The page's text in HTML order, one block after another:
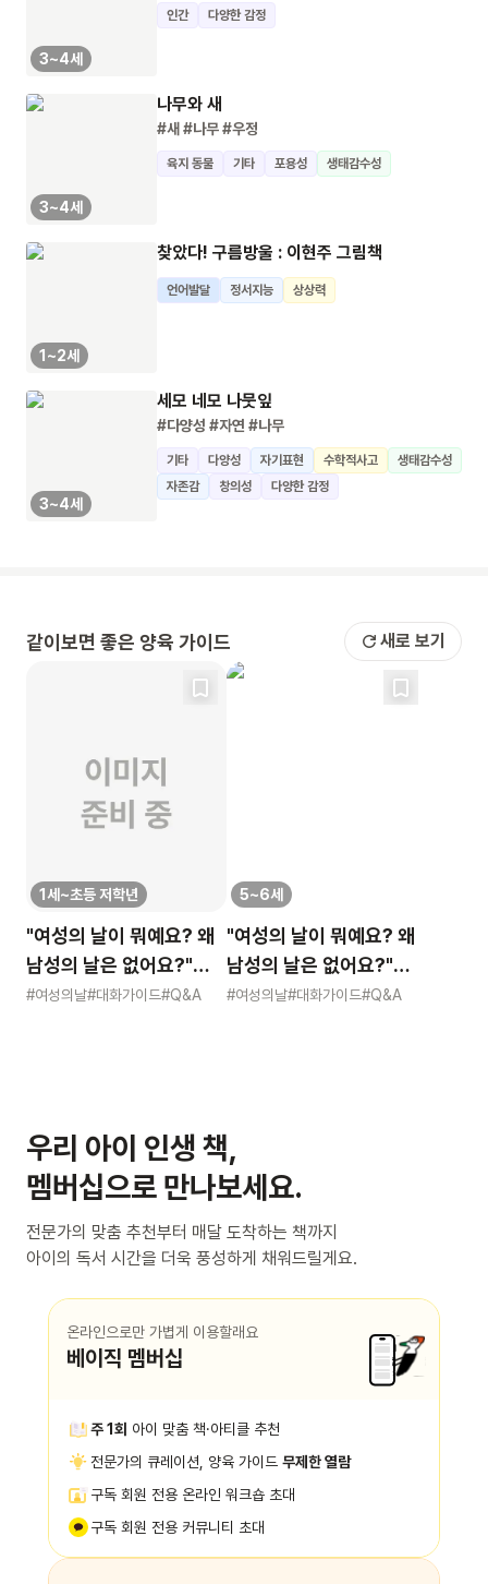
3~4세
인간 다양한 감정
3~4세
나무와 새
#새 #나무#우정
육지 동물 기타 포용성 생태감수성
1~2세
찾았다! 구름방울 : 이현주 그림책
언어발달 정서지능 상상력
3~4세
세모 네모 나뭇잎
#다양성 #자연 #나무
기타 다양성 자기표현 수학적사고
생태감수성
자존감
창의성 다양한 감정
같이보면 좋은 양육 가이드 새로 보기
1세~초등 저학년
"여성의 날이 뭐예요? 왜
남성의 날은 없어요?"
묻는 어린이에게 이렇게
#여성의날#대화가이드#Q&A
5~6세
"여성의 날이 뭐예요? 왜
남성의 날은 없어요?"
묻는 어린이에게 이렇게
#여성의날#대화가이드#Q&A
우리 아이 인생 책,
멤버십으로 만나보세요.
전문가의 맞춤 추천부터 매달 도착하는 책까지
아이의 독서 시간을 더욱 풍성하게 채워드릴게요.
온라인으로만 가볍게 이용할래요
베이직 멤버십
주 1회 아이 맞춤 책·아티클 추천
전문가의 큐레이션, 양육 가이드 무제한 열람
구독 회원 전용 온라인 워크숍 초대
구독 회원 전용 커뮤니티 초대